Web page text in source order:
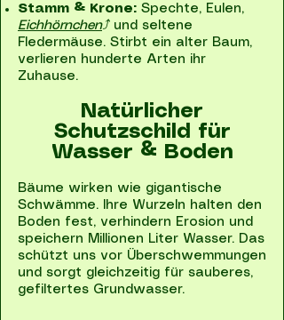
Stamm & Krone: Spechte, Eulen,
Eichhörnchen⤴und seltene
Fledermäuse. Stirbt ein alter Baum,
verlieren hunderte Arten ihr
Zuhause.
Natürlicher
Schutzschild für
Wasser & Boden
Bäume wirken wie gigantische
Schwämme. Ihre Wurzeln halten den
Boden fest, verhindern Erosion und
speichern Millionen Liter Wasser. Das
schützt uns vor Überschwemmungen
und sorgt gleichzeitig für sauberes,
gefiltertes Grundwasser.